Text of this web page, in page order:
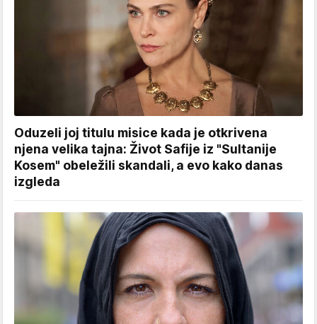
Oduzeli joj titulu misice kada je otkrivena
njena velika tajna: Život Safije iz "Sultanije
Kosem" obeležili skandali, a evo kako danas
izgleda